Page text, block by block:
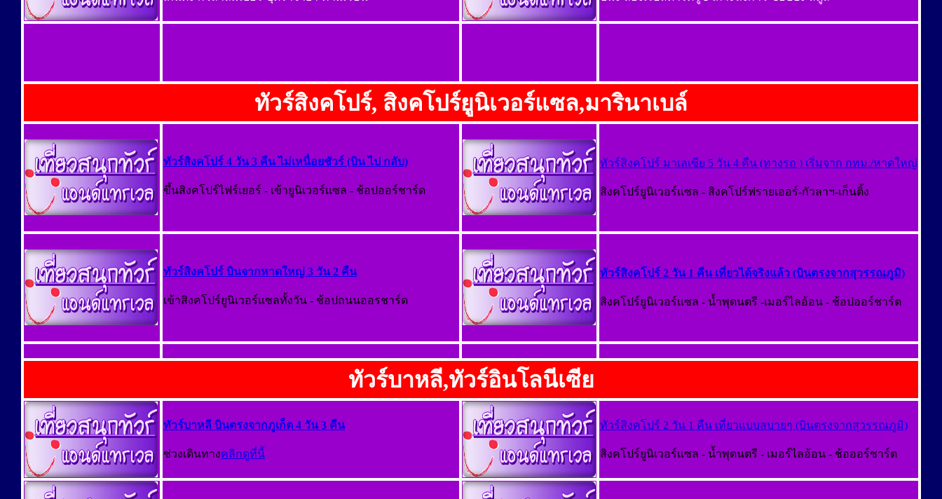
ทัวร์สิงคโปร์, สิงคโปร์ยูนิเวอร์แซล,มารินาเบล์
ทัวร์สิงคโปร์ 4 วัน 3 คืน ไม่เหนื่อยชัวร์ (บิน ไป กลับ)
ขึ้นสิงคโปร์ไฟร์เยอร์ - เข้ายูนิเวอร์แซล - ช้อปออร์ชาร์ด
ทัวร์สิงคโปร์ มาเลเซีย 5 วัน 4 คืน (ทางรถ ) เริ่มจาก กทม./หาดใหญ่
สิงคโปร์ยูนิเวอร์แซล - สิงคโปร์ฟรายเออร์-กัวลาฯ-เก็นติ้ง
ทัวร์สิงคโปร์ บินจากหาดใหญ่ 3 วัน 2 คืน
เข้าสิงคโปร์ยูนิเวอร์แซลทั้งวัน - ช้อปถนนออรชาร์ด
ทัวร์สิงคโปร์ 2 วัน 1 คืน เที่ยวได้จริงแล้ว (บินตรงจากสุวรรณภูมิ)
สิงคโปร์ยูนิเวอร์แซล - น้ำพุดนตรี -เมอร์ไลอ้อน - ช้อปออร์ชาร์ต
ทัวร์บาหลี,ทัวร์อินโลนีเซีย
ทัวร์บาหลี บินตรงจากภูเก็ต 4 วัน 3 คืน
ช่วงเดินทางคลิกดูที่นี้
ทัวร์สิงคโปร์ 2 วัน 1 คืน เที่ยวแบบสบายๆ (บินตรงจากสุวรรณภูมิ)
สิงคโปร์ยูนิเวอร์แซล - น้ำพุดนตรี - เมอร์ไลอ้อน - ช้อออร์ชาร์ต